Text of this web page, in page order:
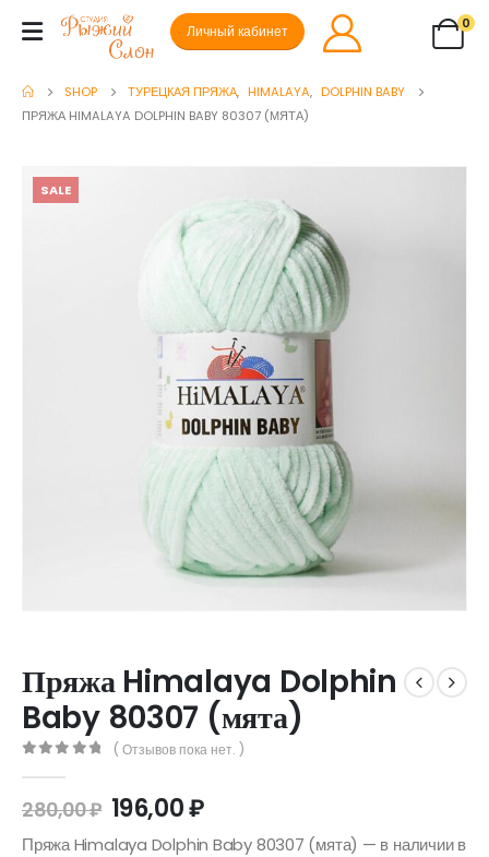
Личный кабинет
0
SHOP ТУРЕЦКАЯ ПРЯЖА, HIMALAYA, DOLPHIN BABY
ПРЯЖА HIMALAYA DOLPHIN BABY 80307 (МЯТА)
SALE
Пряжа Himalaya Dolphin
Baby 80307 (мята)
( Отзывов пока нет. )
280,00₽ 196,00₽
Пряжа Himalaya Dolphin Baby 80307 (мята) — в наличии в